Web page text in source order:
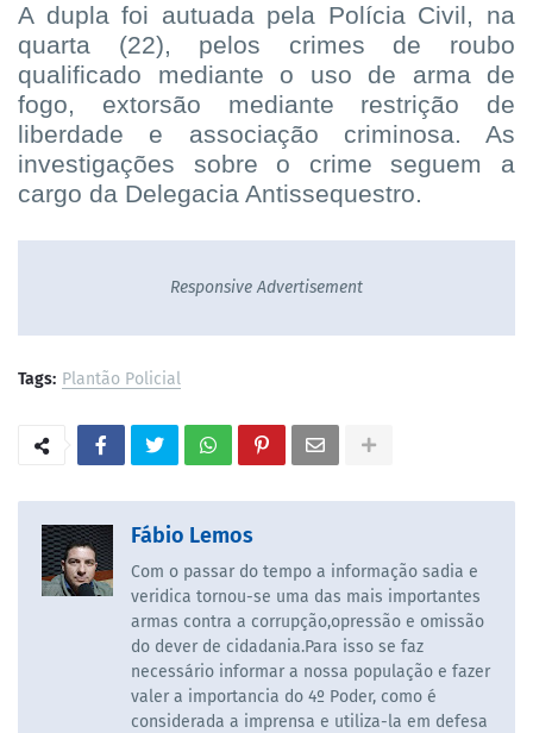
A dupla foi autuada pela Polícia Civil, na
quarta (22), pelos crimes de roubo
qualificado mediante o uso de arma de
fogo, extorsão mediante restrição de
liberdade e associação criminosa. As
investigações sobre o crime seguem a
cargo da Delegacia Antissequestro.
Responsive Advertisement
Tags: Plantão Policial
Fábio Lemos
Com o passar do tempo a informação sadia e
veridica tornou-se uma das mais importantes
armas contra a corrupção,opressão e omissão
do dever de cidadania.Para isso se faz
necessário informar a nossa população e fazer
valer a importancia do 4º Poder, como é
considerada a imprensa e utiliza-la em defesa